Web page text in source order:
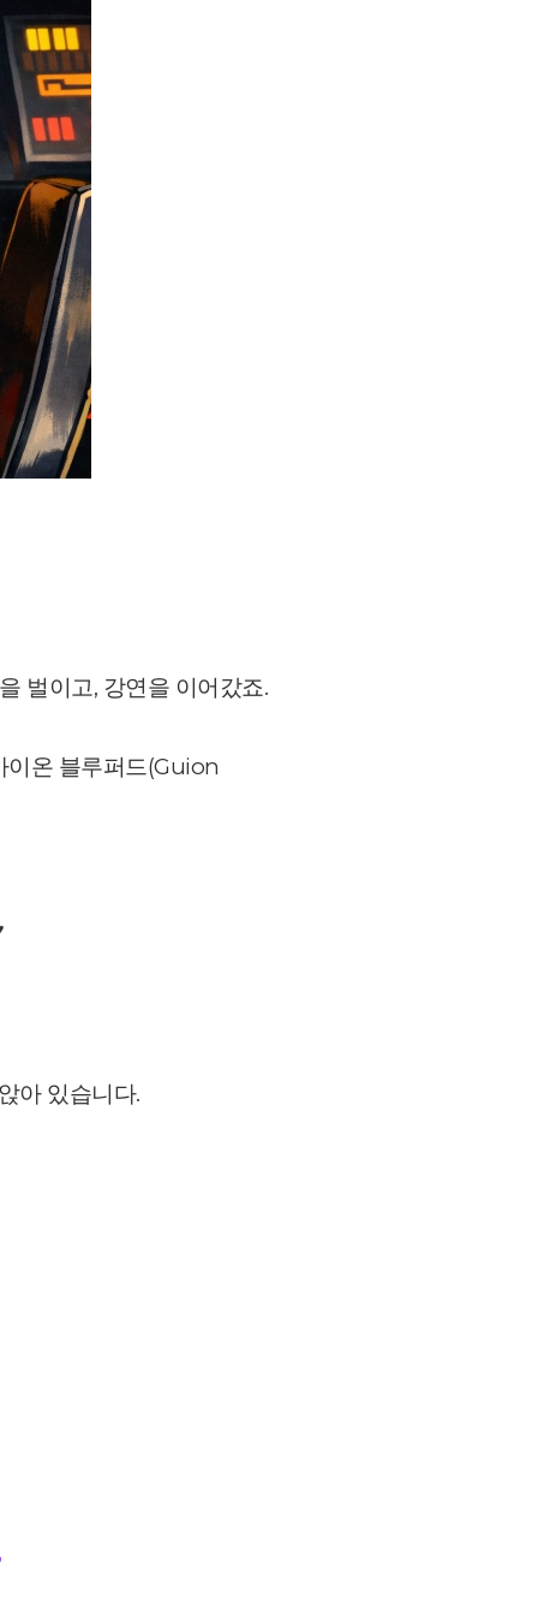
벌이고, 강연을 이어갔죠.
이온 블루퍼드(Guion
아 있습니다.